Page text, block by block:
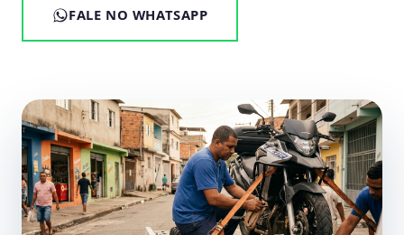
FALE NO WHATSAPP